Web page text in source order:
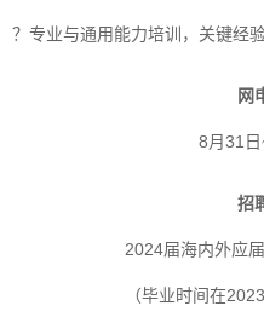
？专业与通用能力培训，关键经
网
8月31 日
招
2024届海内外应
（毕业时间在2023